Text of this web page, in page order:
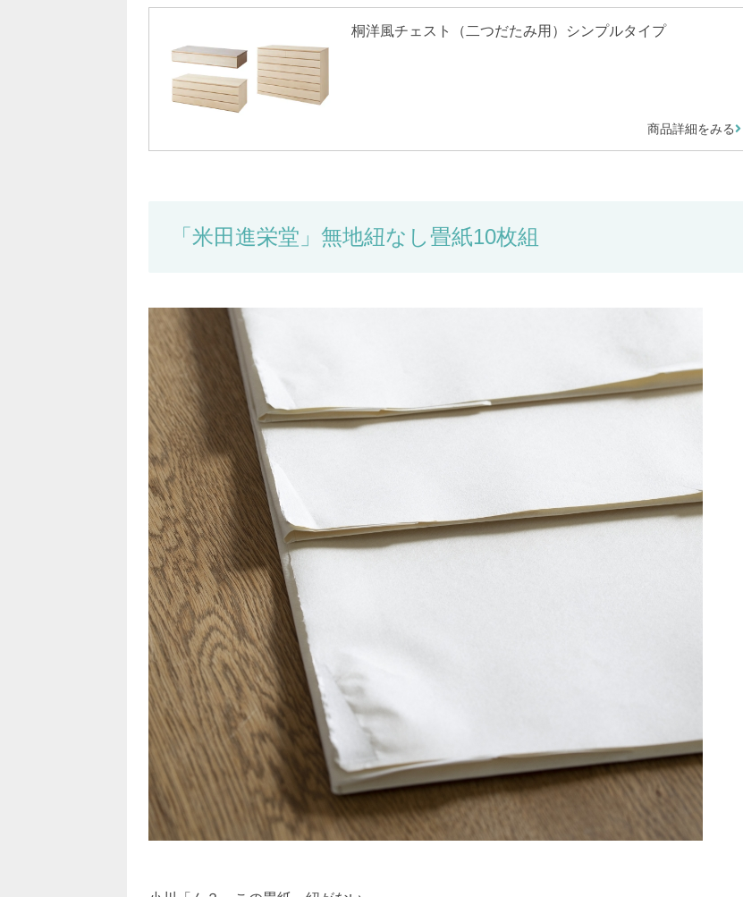
桐洋風チェスト（二つだたみ用）シンプルタイプ
商品詳細をみる
「米田進栄堂」無地紐なし畳紙10枚組